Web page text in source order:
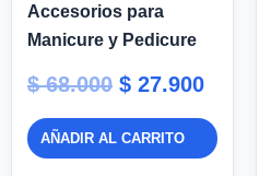
Accesorios para
Manicure y Pedicure
$68.000 $ 27.900
AÑADIR AL CARRITO